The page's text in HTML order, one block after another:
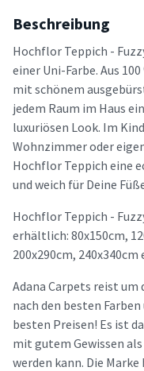
Beschreibung
Hochflor Teppich -
einer Uni-Farbe. Aus
mit schönem
jedem Raum im Haus
luxuriösen Look. Im
Wohnzimmer oder
Hochflor Teppich eine
und weich für Deine
Hochflor Teppich -
erhältlich: 80x150cm,
200x290cm, 240x340cm
Adana Carpets reist um
nach den besten
besten Preisen! Es ist
mit gutem Gewissen
werden kann. Die